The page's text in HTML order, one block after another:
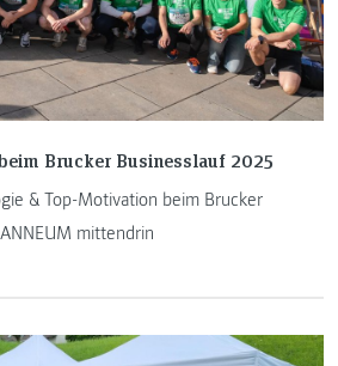
Brucker Businesslauf 2025
& Top-Motivation beim Brucker
mittendrin